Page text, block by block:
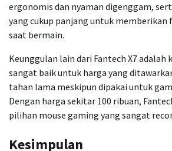
ergonomis dan nyaman digenggam,
yang cukup panjang untuk
saat bermain.
Keunggulan lain dari Fantech X7 adalah
sangat baik untuk harga yang
tahan lama meskipun dipakai untuk
Dengan harga sekitar 100 ribuan,
pilihan mouse gaming yang sangat
Kesimpulan